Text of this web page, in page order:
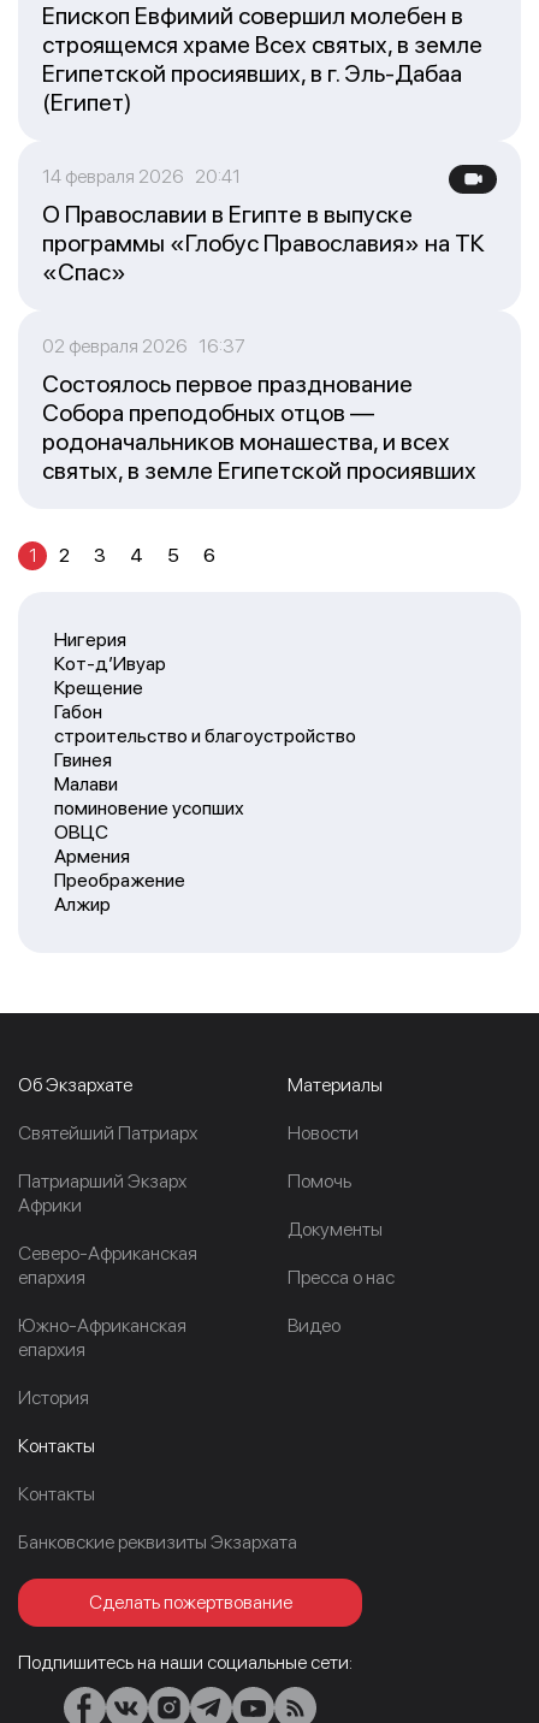
Нигерия
Кот-д’Ивуар
Крещение
Габон
строительство и благоустройство
Гвинея
Малави
поминовение усопших
ОВЦС
Армения
Преображение
Алжир
Епископ Евфимий совершил молебен в
строящемся храме Всех святых, в земле
Египетской просиявших, в г. Эль-Дабаа
(Египет)
14 февраля 2026 20:41
О Православии в Египте в выпуске
программы «Глобус Православия» на ТК
«Спас»
02 февраля 2026 16:37
Состоялось первое празднование
Собора преподобных отцов —
родоначальников монашества, и всех
святых, в земле Египетской просиявших
1 2 3 4 5 6
Об Экзархате
Cвятейший Патриарх
Патриарший Экзарх
Африки
Северо-Африканская
епархия
Южно-Африканская
епархия
История
Материалы
Новости
Помочь
Документы
Пресса о нас
Видео
Контакты
Контакты
Банковские реквизиты Экзархата
Сделать пожертвование
Подпишитесь на наши социальные сети: